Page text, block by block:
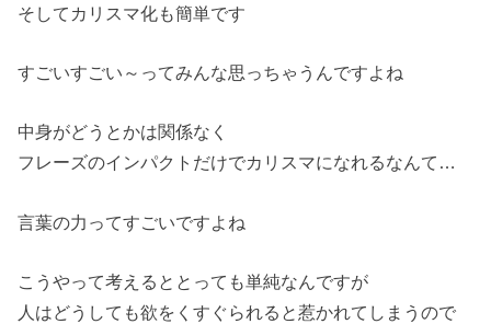
そしてカリスマ化も簡単です
すごいすごい～ってみんな思っちゃうんですよね
中身がどうとかは関係なく
フレーズのインパクトだけでカリスマになれるなんて…
言葉の力ってすごいですよね
こうやって考えるととっても単純なんですが
人はどうしても欲をくすぐられると惹かれてしまうので